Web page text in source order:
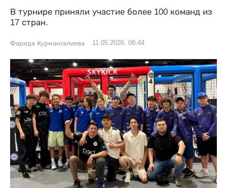
В турнире приняли участие более 100 команд из
17 стран.
Фарида Курмангалиева 11.05.2026, 08:44